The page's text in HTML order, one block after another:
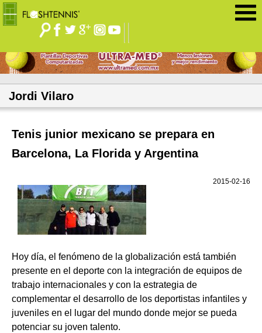
Jordi Vilaro
Tenis junior mexicano se prepara en
Barcelona, La Florida y Argentina
2015-02-16
Hoy día, el fenómeno de la globalización está también
presente en el deporte con la integración de equipos de
trabajo internacionales y con la estrategia de
complementar el desarrollo de los deportistas infantiles y
juveniles en el lugar del mundo donde mejor se pueda
potenciar su joven talento.